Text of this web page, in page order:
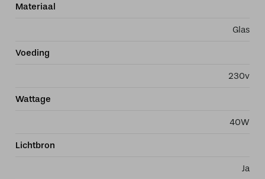
Materiaal
Glas
Voeding
230v
Wattage
40W
Lichtbron
Ja